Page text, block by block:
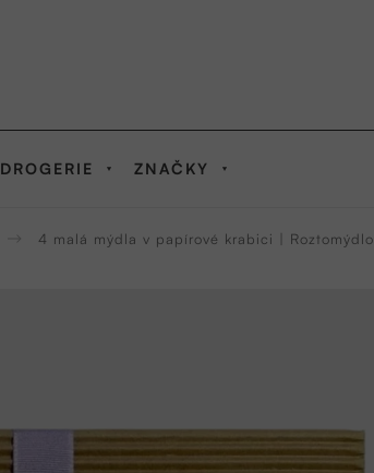
DROGERIE ZNAČKY
4 malá mýdla v papírové krabici | Roztomýdlo